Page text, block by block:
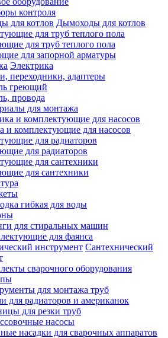
контроля
Дымоходы для котлов
для труб теплого пола
для запорной арматуры
Электрика
переходники, адаптеры
греющий
провода
для монтажа
и комплектующие для насосов
для радиаторов
для сантехники
гибкая для воды
для стиральных машин
для фаянса
Сантехнический
сварочного оборудования
для монтажа труб
для радиаторов и американок
для резки труб
насосы
насадки для сварочных аппаратов